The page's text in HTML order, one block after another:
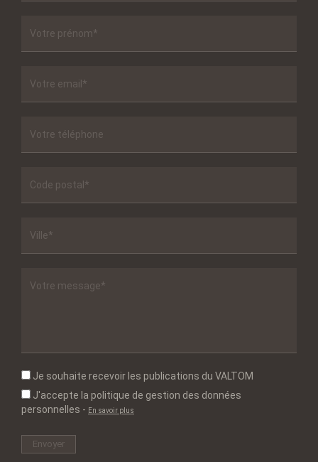
Je souhaite recevoir les publications du VALTOM
J'accepte la politique de gestion des données
personnelles - En savoir plus